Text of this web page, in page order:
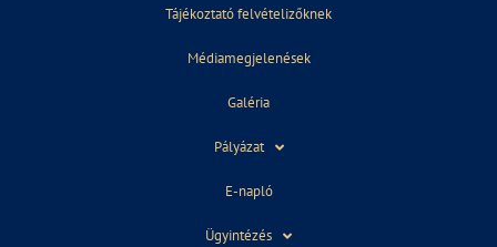
Tájékoztató felvételizőknek
Médiamegjelenések
Galéria
Pályázat
E-napló
Ügyintézés
Válaszd ki az osztályodat!
09:24